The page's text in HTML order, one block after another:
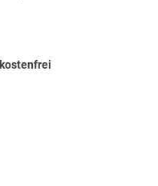
kostenfrei